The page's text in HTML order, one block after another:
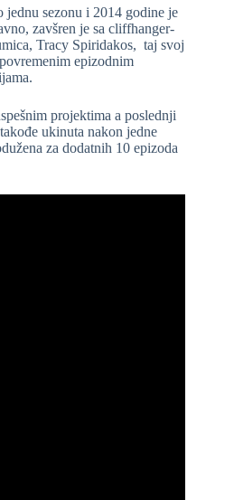
jednu sezonu i 2014 godine je
zavšren je sa cliffhanger-
Tracy Spiridakos, taj svoj
epizodnim
projektima a poslednji
takođe ukinuta nakon jedne
za dodatnih 10 epizoda